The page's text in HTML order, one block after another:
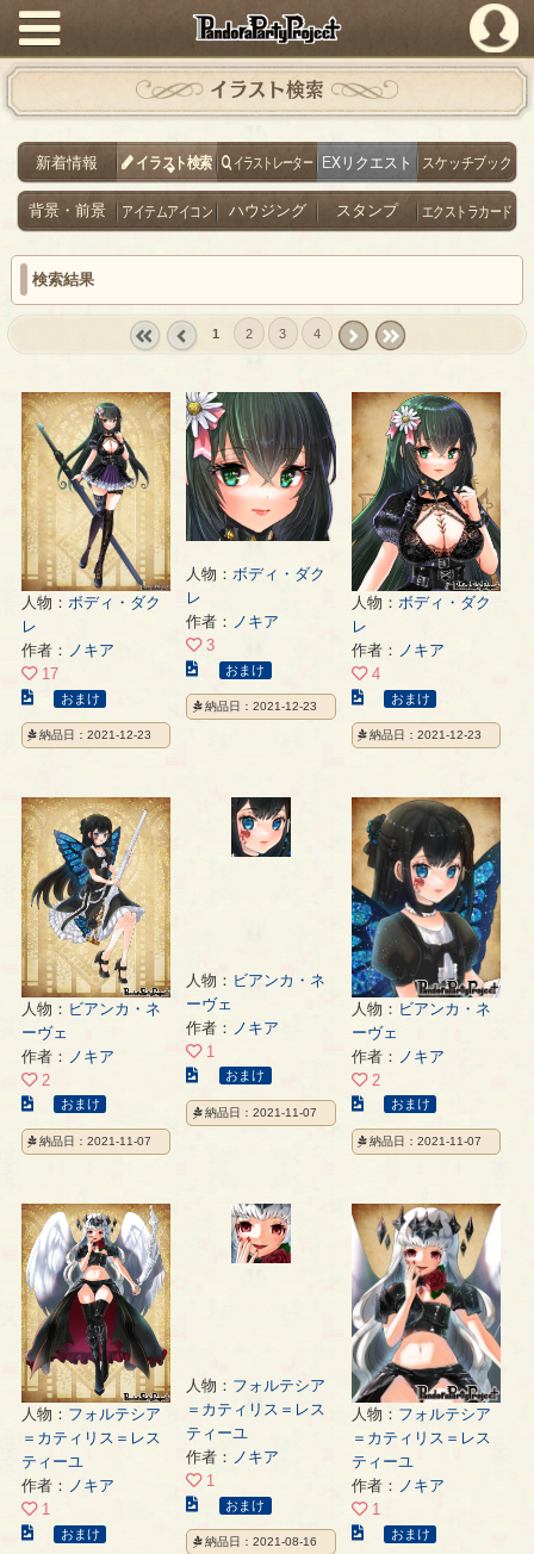
PandoraPartyProject
イラスト検索
新着情報 イラスト検索 イラストレーター EXリクエスト スケッチブック
背景・前景 アイテムアイコン ハウジング スタンプ エクストラカード
検索結果
1 2 3 4
人物： ボディ・ダク
レ
作者： ノキア
17
こ
の
イ
ト
の
ペ
ー
ジ
おまけ
納品日：2021-12-23
人物：ボディ・ダク
レ
作者： ノキア
3
こ
の
イ
おまけ
納品日：2021-12-23
人物： ボディ・ダク
レ
作者： ノキア
4
こ
の
イ
ト
の
ペ
ー
ジ
おまけ
納品日：2021-12-23
人物： ビアンカ・ネ
ーヴェ
作者： ノキア
2
こ
の
イ
ト
の
ペ
ー
ジ
おまけ
納品日：2021-11-07
人物： ビアンカ・ネ
ーヴェ
作者： ノキア
1
こ
の
イ
おまけ
納品日：2021-11-07
人物： ビアンカ・ネ
ーヴェ
作者： ノキア
2
こ
の
イ
ト
の
ペ
ー
ジ
おまけ
納品日：2021-11-07
人物： フォルテシア
＝カティリス＝レス
ティーユ
作者： ノキア
1
こ おまけ
人物： フォルテシア
＝カティリス＝レス
ティーユ
作者： ノキア
1
こ
の
おまけ
納品日：2021-08-16
人物： フォルテシア
＝カティリス＝レス
ティーユ
作者： ノキア
1
こ おまけ